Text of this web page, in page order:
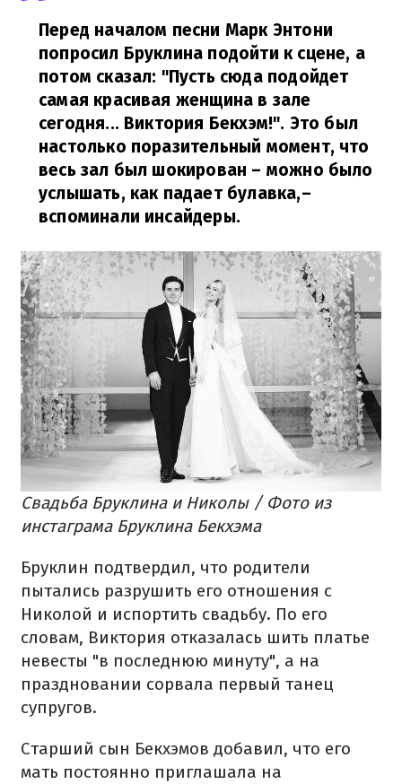
Перед началом песни Марк Энтони
попросил Бруклина подойти к сцене, а
потом сказал: "Пусть сюда подойдет
самая красивая женщина в зале
сегодня... Виктория Бекхэм!". Это был
настолько поразительный момент, что
весь зал был шокирован – можно было
услышать, как падает булавка,–
вспоминали инсайдеры.
Свадьба Бруклина и Николы / Фото из
инстаграма Бруклина Бекхэма
Бруклин подтвердил, что родители
пытались разрушить его отношения с
Николой и испортить свадьбу. По его
словам, Виктория отказалась шить платье
невесты "в последнюю минуту", а на
праздновании сорвала первый танец
супругов.
Старший сын Бекхэмов добавил, что его
мать постоянно приглашала на